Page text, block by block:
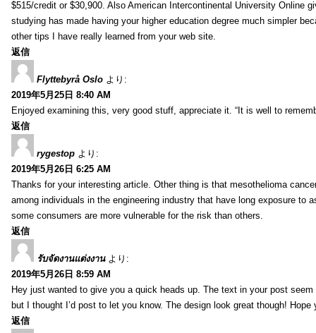
$515/credit or $30,900. Also American Intercontinental University Online
studying has made having your higher education degree much simpler
other tips I have really learned from your web site.
返信
Flyttebyrå Oslo より:
2019年5月25日 8:40 AM
Enjoyed examining this, very good stuff, appreciate it. “It is well to
返信
rygestop より:
2019年5月26日 6:25 AM
Thanks for your interesting article. Other thing is that mesothelioma
among individuals in the engineering industry that have long exposure
some consumers are more vulnerable for the risk than others.
返信
รับจัดงานแต่งงาน より:
2019年5月26日 8:59 AM
Hey just wanted to give you a quick heads up. The text in your post
but I thought I’d post to let you know. The design look great though!
返信